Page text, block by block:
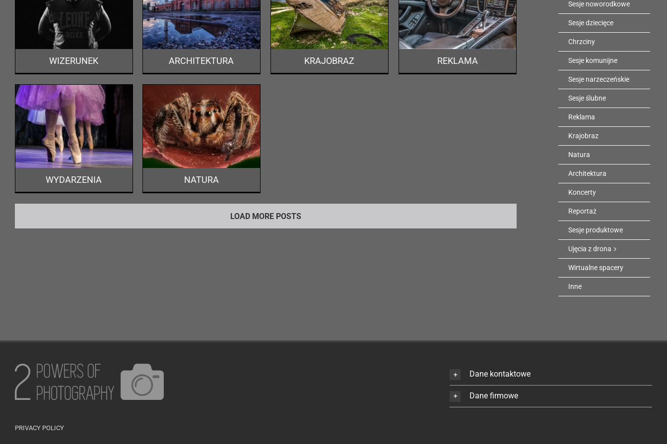
WIZERUNEK
ARCHITEKTURA
Portfolio
ARCHITEKTURA
KRAJOBRAZ
Portfolio
KRAJOBRAZ
REKLAMA
Portfolio
REKLAMA
WYDARZENIA
NATURA
Portfolio
NATURA
LOAD MORE POSTS
Sesje noworodkowe
Sesje dziecięce
Chrzciny
Sesje komunijne
Sesje narzeczeńskie
Sesje ślubne
Reklama
Krajobraz
Natura
Architektura
Koncerty
Reportaż
Sesje produktowe
Ujęcia z drona
Wirtualne spacery
Inne
PRIVACY POLICY
Dane kontaktowe
Dane firmowe